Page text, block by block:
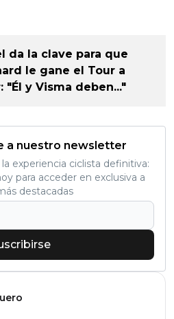
da la clave para que
le gane el Tour a
"Él y Visma deben..."
a nuestro newsletter
experiencia ciclista definitiva:
para acceder en exclusiva a
destacadas